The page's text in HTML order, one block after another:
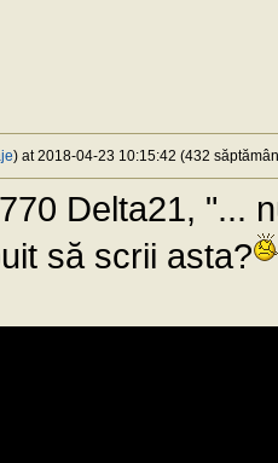
) at 2018-04-23 10:15:42 (432
Delta21, "...
să scrii asta?